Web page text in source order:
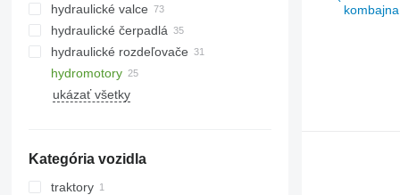
hydraulické valce
hydraulické čerpadlá
hydraulické rozdeľovače
hydromotory
ukázať všetky
Kategória vozidla
traktory